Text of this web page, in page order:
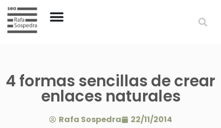
4 formas sencillas de crear
enlaces naturales
Rafa Sospedra 22/11/2014